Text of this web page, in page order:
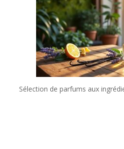
Sélection de parfums aux